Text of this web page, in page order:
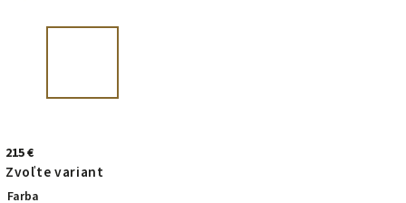
215 €
Zvoľte variant
Farba